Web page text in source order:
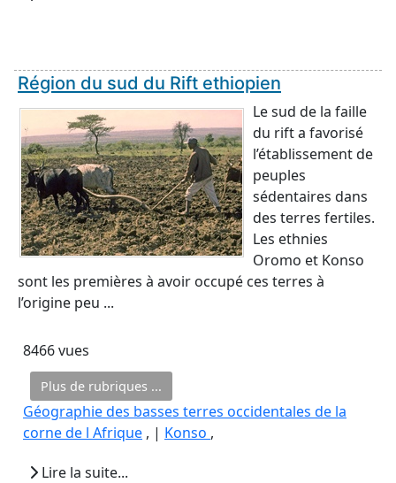
Région du sud du Rift ethiopien
Le sud de la faille
du rift a favorisé
l’établissement de
peuples
sédentaires dans
des terres fertiles.
Les ethnies
Oromo et Konso
sont les premières à avoir occupé ces terres à
l’origine peu ...
8466 vues
Plus de rubriques ...
Géographie des basses terres occidentales de la
corne de l Afrique , | Konso ,
Lire la suite...